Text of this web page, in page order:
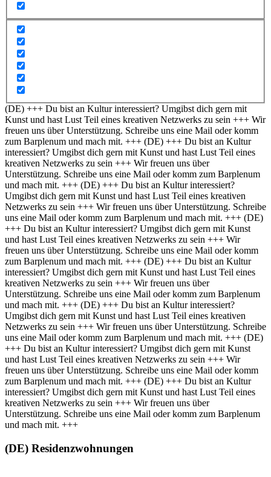
(DE) +++ Du bist an Kultur interessiert? Umgibst dich gern mit
Kunst und hast Lust Teil eines kreativen Netzwerks zu sein +++ Wir
freuen uns über Unterstützung. Schreibe uns eine Mail oder komm
zum Barplenum und mach mit. +++ (DE) +++ Du bist an Kultur
interessiert? Umgibst dich gern mit Kunst und hast Lust Teil eines
kreativen Netzwerks zu sein +++ Wir freuen uns über
Unterstützung. Schreibe uns eine Mail oder komm zum Barplenum
und mach mit. +++ (DE) +++ Du bist an Kultur interessiert?
Umgibst dich gern mit Kunst und hast Lust Teil eines kreativen
Netzwerks zu sein +++ Wir freuen uns über Unterstützung. Schreibe
uns eine Mail oder komm zum Barplenum und mach mit. +++ (DE)
+++ Du bist an Kultur interessiert? Umgibst dich gern mit Kunst
und hast Lust Teil eines kreativen Netzwerks zu sein +++ Wir
freuen uns über Unterstützung. Schreibe uns eine Mail oder komm
zum Barplenum und mach mit. +++ (DE) +++ Du bist an Kultur
interessiert? Umgibst dich gern mit Kunst und hast Lust Teil eines
kreativen Netzwerks zu sein +++ Wir freuen uns über
Unterstützung. Schreibe uns eine Mail oder komm zum Barplenum
und mach mit. +++ (DE) +++ Du bist an Kultur interessiert?
Umgibst dich gern mit Kunst und hast Lust Teil eines kreativen
Netzwerks zu sein +++ Wir freuen uns über Unterstützung. Schreibe
uns eine Mail oder komm zum Barplenum und mach mit. +++ (DE)
+++ Du bist an Kultur interessiert? Umgibst dich gern mit Kunst
und hast Lust Teil eines kreativen Netzwerks zu sein +++ Wir
freuen uns über Unterstützung. Schreibe uns eine Mail oder komm
zum Barplenum und mach mit. +++ (DE) +++ Du bist an Kultur
interessiert? Umgibst dich gern mit Kunst und hast Lust Teil eines
kreativen Netzwerks zu sein +++ Wir freuen uns über
Unterstützung. Schreibe uns eine Mail oder komm zum Barplenum
und mach mit. +++
(DE) Residenzwohnungen